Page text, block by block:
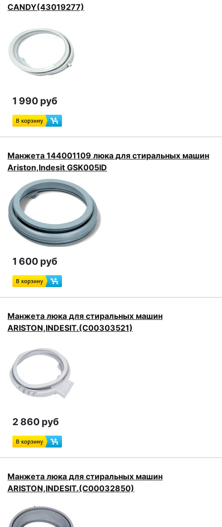
CANDY(43019277)
1 990 руб
Манжета 144001109 люка для стиральных машин
Ariston,Indesit GSK005ID
1 600 руб
Манжета люка для стиральных машин
ARISTON,INDESIT.(C00303521)
2 860 руб
Манжета люка для стиральных машин
ARISTON,INDESIT.(C00032850)